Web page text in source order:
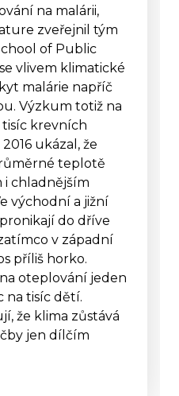
na malárii,
zveřejnil tým
of Public
vlivem klimatické
malárie napříč
Výzkum totiž na
tisíc krevních
ukázal, že
teplotě
i chladnějším
východní a jižní
do dříve
v západní
příliš horko.
oteplování jeden
na tisíc dětí.
že klima zůstává
jen dílčím